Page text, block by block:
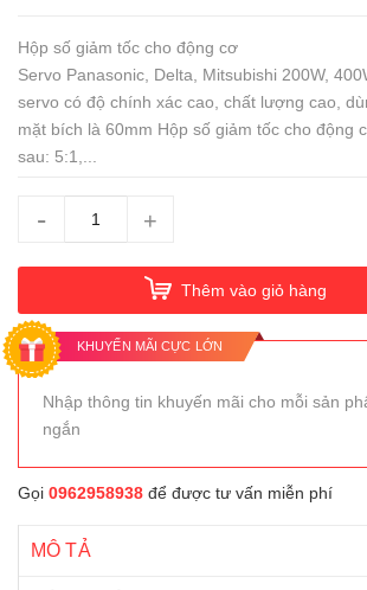
Hộp số giảm tốc cho động cơ
Servo Panasonic, Delta, Mitsubishi 200W,
servo có độ chính xác cao, chất lượng cao,
mặt bích là 60mm Hộp số giảm tốc cho động
sau: 5:1,...
- +
Thêm vào giỏ hàng
KHUYẾN MÃI CỰC LỚN
Nhập thông tin khuyến mãi cho mỗi sản
ngắn
Gọi 0962958938 để được tư vấn miễn phí
MÔ TẢ